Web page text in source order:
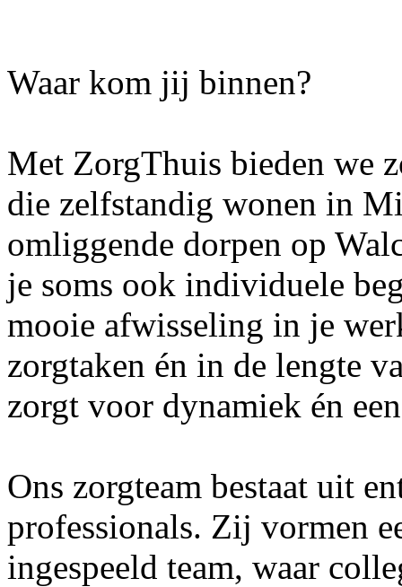
Waar kom jij binnen?
Met ZorgThuis bieden we
die zelfstandig wonen in
omliggende dorpen op
je soms ook individuele
mooie afwisseling in je
zorgtaken én in de lengte
zorgt voor dynamiek én
Ons zorgteam bestaat uit
professionals. Zij vormen
ingespeeld team, waar